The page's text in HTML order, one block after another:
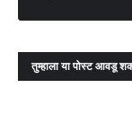
तुम्‍हाला या पोस्‍ट आवडू